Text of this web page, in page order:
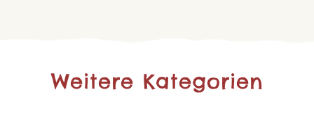
Weitere Kategorien